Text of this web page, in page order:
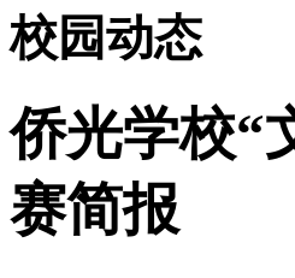
校园动态
侨光学校
赛简报